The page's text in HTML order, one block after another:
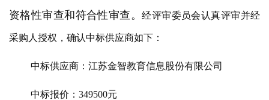
资格性审查和符合性审查。经评审委员会认真评审并经
采购人授权 ， 确认中标供应商如下 ：
中标供应商： 江苏金智教育信息股份有限公司
中标报价： 349500元